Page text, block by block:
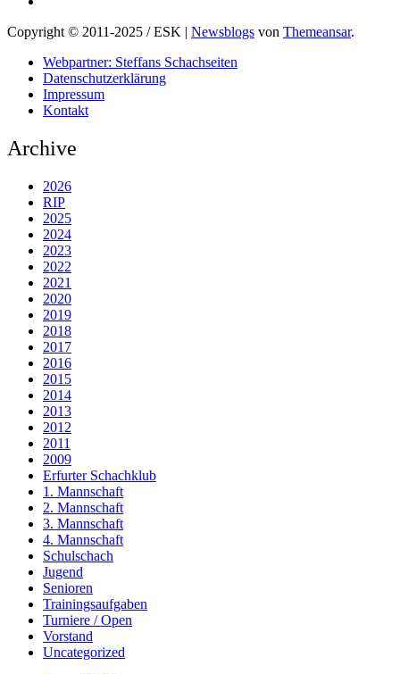
Copyright © 2011-2025 / ESK | Newsblogs von Themeansar.
Webpartner: Steffans Schachseiten
Datenschutzerklärung
Impressum
Kontakt
Archive
2026
RIP
2025
2024
2023
2022
2021
2020
2019
2018
2017
2016
2015
2014
2013
2012
2011
2009
Erfurter Schachklub
1. Mannschaft
2. Mannschaft
3. Mannschaft
4. Mannschaft
Schulschach
Jugend
Senioren
Trainingsaufgaben
Turniere / Open
Vorstand
Uncategorized